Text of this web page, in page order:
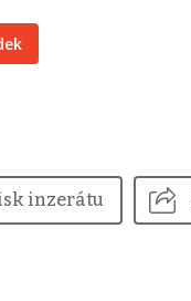
inzerátu